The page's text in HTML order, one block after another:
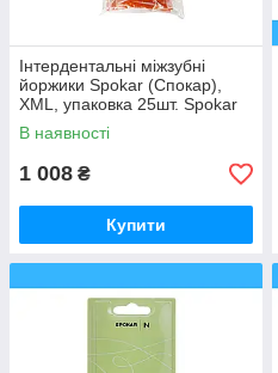
Інтердентальні міжзубні
йоржики Spokar (Спокар),
ХМL, упаковка 25шт. Spokar
В наявності
1 008 ₴
Купити